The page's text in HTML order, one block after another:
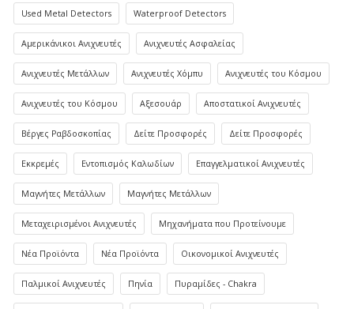
Used Metal Detectors Waterproof Detectors
Αμερικάνικοι Ανιχνευτές Ανιχνευτές Ασφαλείας
Ανιχνευτές Μετάλλων Ανιχνευτές Χόμπυ Ανιχνευτές του Κόσμου
Ανιχνευτές του Κόσμου Αξεσουάρ Αποστατικοί Ανιχνευτές
Βέργες Ραβδοσκοπίας Δείτε Προσφορές Δείτε Προσφορές
Εκκρεμές Εντοπισμός Καλωδίων Επαγγελματικοί Ανιχνευτές
Μαγνήτες Μετάλλων Μαγνήτες Μετάλλων
Μεταχειρισμένοι Ανιχνευτές Μηχανήματα που Προτείνουμε
Νέα Προϊόντα Νέα Προϊόντα Οικονομικοί Ανιχνευτές
Παλμικοί Ανιχνευτές Πηνία Πυραμίδες - Chakra